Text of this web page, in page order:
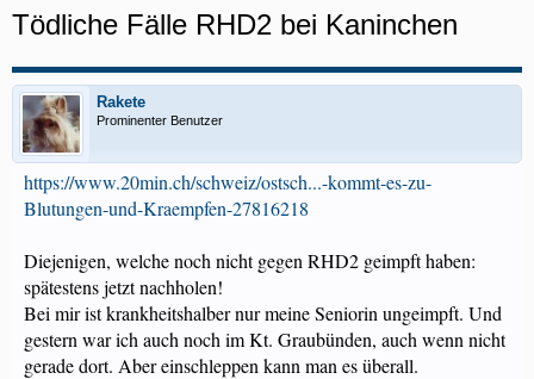
Tödliche Fälle RHD2 bei Kaninchen
Rakete
Prominenter Benutzer
https://www.20min.ch/schweiz/ostsch...-kommt-es-zu-
Blutungen-und-Kraempfen-27816218
Diejenigen, welche noch nicht gegen RHD2 geimpft haben:
spätestens jetzt nachholen!
Bei mir ist krankheitshalber nur meine Seniorin ungeimpft. Und
gestern war ich auch noch im Kt. Graubünden, auch wenn nicht
gerade dort. Aber einschleppen kann man es überall.